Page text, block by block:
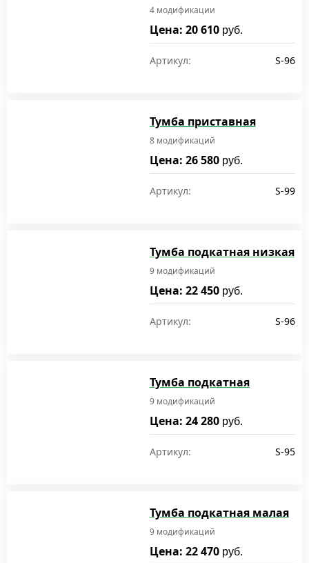
4 модификации
Цена: 20 610 руб.
Артикул: S-96
Тумба приставная
8 модификаций
Цена: 26 580 руб.
Артикул: S-99
Тумба подкатная низкая
9 модификаций
Цена: 22 450 руб.
Артикул: S-96
Тумба подкатная
9 модификаций
Цена: 24 280 руб.
Артикул: S-95
Тумба подкатная малая
9 модификаций
Цена: 22 470 руб.